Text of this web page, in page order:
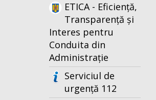
ETICA - Eficiență,
Transparență și
Interes pentru
Conduita din
Administrație
Serviciul de
urgență 112